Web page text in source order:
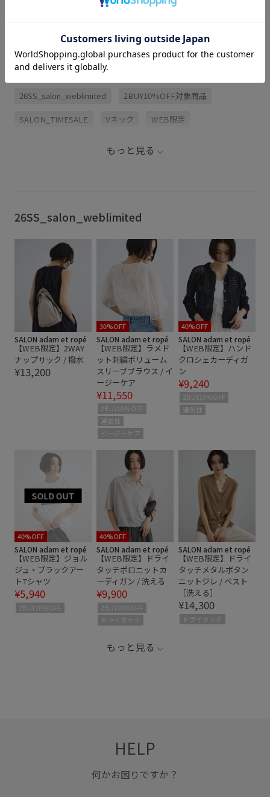
関連タグ
26SS_salon_weblimited 2BUY10%OFF対象商品
SALON_TIMESALE Vネック WEB限定
ニット ニット素材 バランスが良い
レイヤードスタイル ワイドシルエット
伸縮性 夏の機能素材アイテム
快適 抜け感 日差し対策 活躍する一着
清涼感 締め付けない 透け感 通気性
長く使える
もっと見る
26SS_salon_weblimited
SALON adam et ropé
【WEB限定】2WAY
ナップサック / 撥水
¥13,200
30%OFF
SALON adam et ropé
【WEB限定】ラメド
ット刺繍ボリューム
スリーブブラウス / イ
ージーケア
¥11,550
2BUY10%OFF
通気性
イージーケア
40%OFF
SALON adam et ropé
【WEB限定】ハンド
クロシェカーディガ
ン
¥9,240
2BUY10%OFF
通気性
40%OFF
SALON adam et ropé
【WEB限定】ジョル
ジュ・ブラックアー
トTシャツ
¥5,940
2BUY10%OFF
40%OFF
SALON adam et ropé
【WEB限定】ドライ
タッチポロニットカ
ーディガン / 洗える
¥9,900
2BUY10%OFF
ドライタッチ
SALON adam et ropé
【WEB限定】ドライ
タッチメタルボタン
ニットジレ / ベスト
［洗える］
¥14,300
ドライタッチ
もっと見る
HELP
何かお困りですか？